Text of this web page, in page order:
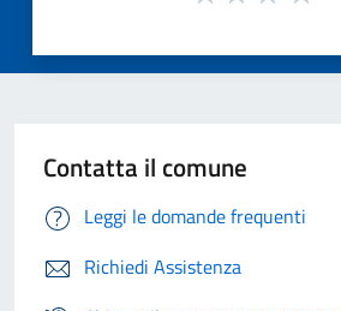
Contatta il comune
Leggi le domande frequenti
Richiedi Assistenza